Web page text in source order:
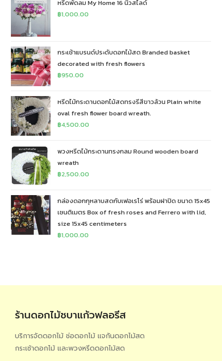
หรีดพัดลม My Home 16 นิ้วสไลด์
฿1,000.00
กระเช้าแบรนด์ประดับดอกไม้สด Branded basket
decorated with fresh flowers
฿950.00
หรีดไม้กระดานดอกไม้สดทรงรีสีขาวล้วน Plain white
oval fresh flower board wreath.
฿4,500.00
พวงหรีดไม้กระดานทรงกลม Round wooden board
wreath
฿2,500.00
กล่องดอกกุหลาบสดกับเฟอเรโร่ พร้อมฝาปิด ขนาด 15x45
เซนติเมตร Box of fresh roses and Ferrero with lid,
size 15x45 centimeters
฿1,000.00
ร้านดอกไม้ชบาแก้วฟลอรีส
บริการจัดดอกไม้ ช่อดอกไม้ แจกันดอกไม้สด
กระเช้าดอกไม้ และพวงหรีดดอกไม้สด